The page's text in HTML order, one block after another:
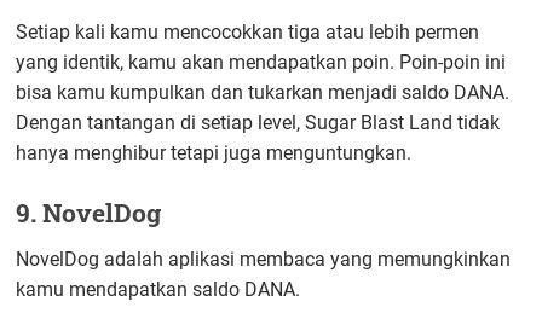
Setiap kali kamu mencocokkan tiga atau lebih permen
yang identik, kamu akan mendapatkan poin. Poin-poin ini
bisa kamu kumpulkan dan tukarkan menjadi saldo DANA.
Dengan tantangan di setiap level, Sugar Blast Land tidak
hanya menghibur tetapi juga menguntungkan.
9. NovelDog
NovelDog adalah aplikasi membaca yang memungkinkan
kamu mendapatkan saldo DANA.